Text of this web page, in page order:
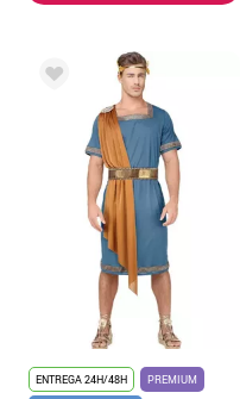
ENTREGA 24H/48H
PREMIUM